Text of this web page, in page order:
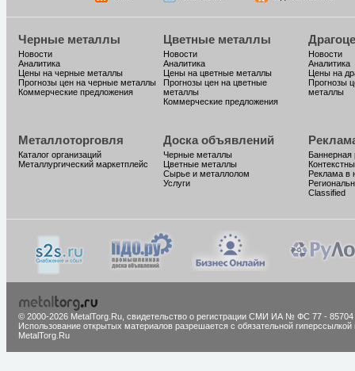
Черные металлы
Новости
Аналитика
Цены на черные металлы
Прогнозы цен на черные металлы
Коммерческие предложения
Цветные металлы
Новости
Аналитика
Цены на цветные металлы
Прогнозы цен на цветные
металлы
Коммерческие предложения
Новости
Аналитика
Цены на
Прогнозы
металлы
Металлоторговля
Каталог организаций
Металлургический маркетплейс
Доска объявлений
Черные металлы
Цветные металлы
Сырье и металлолом
Услуги
Баннерная
Реклама в
Classified
© 2000-2026 MetalTorg.Ru, cвидетельство о регистрации СМИ ИА № ФС 77 - 85704
Использование открытых материалов разрешается с обязательной гиперссылкой
MetalTorg.Ru